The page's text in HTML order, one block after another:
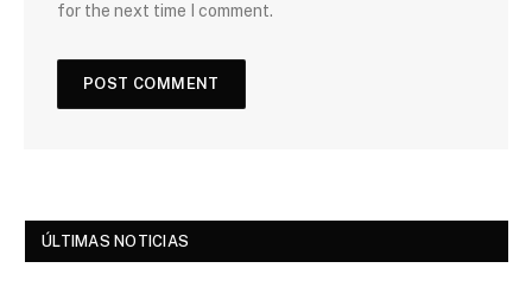
for the next time I comment.
ÚLTIMAS NOTICIAS